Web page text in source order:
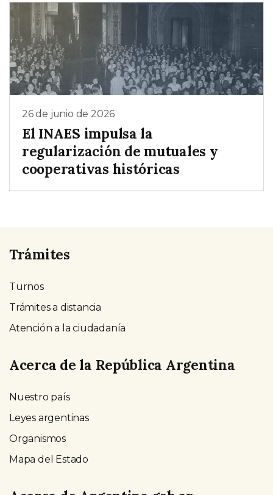
26 de junio de 2026
El INAES impulsa la
regularización de mutuales y
cooperativas históricas
Trámites
Turnos
Trámites a distancia
Atención a la ciudadanía
Acerca de la República Argentina
Nuestro país
Leyes argentinas
Organismos
Mapa del Estado